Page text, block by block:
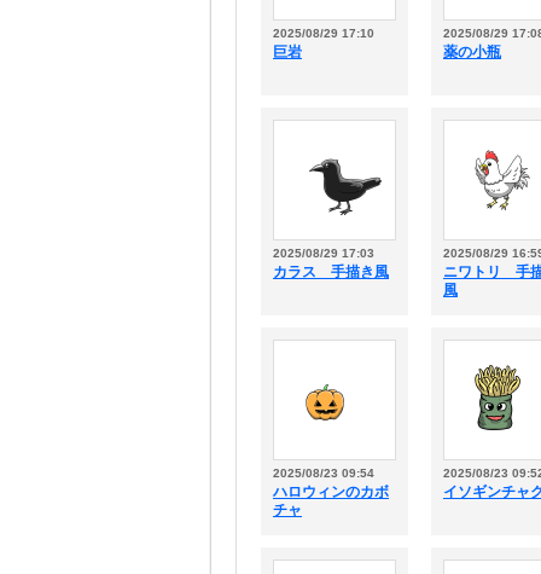
2025/08/29 17:10
巨岩
2025/08/29
薬の小瓶
2025/08/29 17:03
カラス 手描き風
2025/08/29
ニワトリ 手
風
2025/08/23 09:54
ハロウィンのカボ
チャ
2025/08/23
イソギンチャ